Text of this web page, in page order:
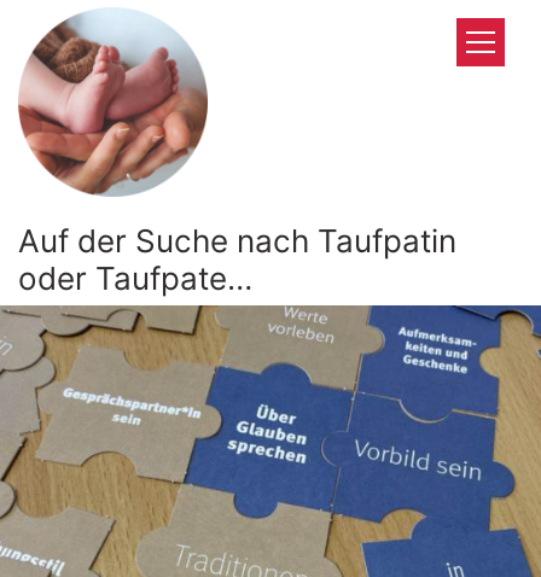
Zum Inhalt springen
Auf der Suche nach Taufpatin
oder Taufpate…